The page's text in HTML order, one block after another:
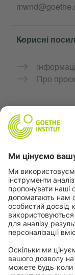
Корисні
Про
Додаткові
Курси
Портал